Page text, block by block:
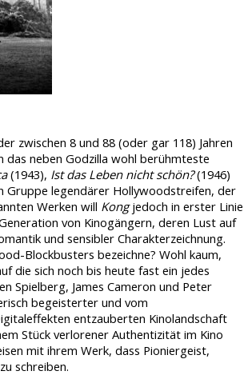
zwischen 8 und 88 (oder gar 118) Jahren
das neben Godzilla wohl berühmteste
(1943), Ist das Leben nicht schön?(1946)
Gruppe legendärer Hollywoodstreifen, der
Werken will Kongjedoch in erster Linie
von Kinogängern, deren Lust auf
und sensibler Charakterzeichnung.
Blockbusters bezeichne? Wohl kaum,
die sich noch bis heute fast ein jedes
Spielberg, James Cameron und Peter
begeisterter und vom
entzauberten Kinolandschaft
Stück verlorener Authentizität im Kino
mit ihrem Werk, dass Pioniergeist,
schreiben.